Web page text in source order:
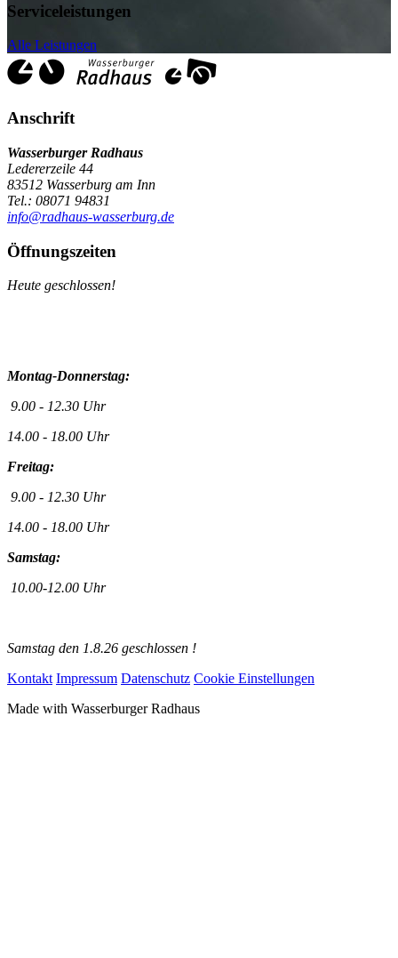
Serviceleistungen
Alle Leistungen
Anschrift
Wasserburger Radhaus
Ledererzeile 44
83512 Wasserburg am Inn
Tel.: 08071 94831
info@radhaus-wasserburg.de
Öffnungszeiten
Heute geschlossen!
Montag-Donnerstag:
9.00 - 12.30 Uhr
14.00 - 18.00 Uhr
Freitag:
9.00 - 12.30 Uhr
14.00 - 18.00 Uhr
Samstag:
10.00-12.00 Uhr
Samstag den 1.8.26 geschlossen !
Kontakt Impressum Datenschutz Cookie Einstellungen
Made with Wasserburger Radhaus